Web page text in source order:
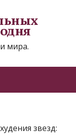
мира.
звезд: